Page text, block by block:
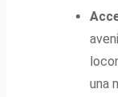
una